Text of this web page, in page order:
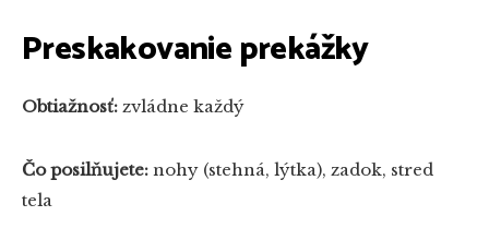
Preskakovanie prekážky
Obtiažnosť: zvládne každý
Čo posilňujete: nohy (stehná, lýtka), zadok, stred
tela